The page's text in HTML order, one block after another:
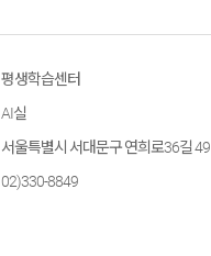
평생학습센터
AI실
서울특별시 서대문구 연희로36길 49
02)330-8849